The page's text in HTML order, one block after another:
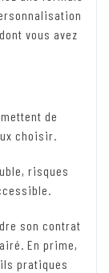
vous avez
de
choisir.
risques
son contrat
En prime,
pratiques